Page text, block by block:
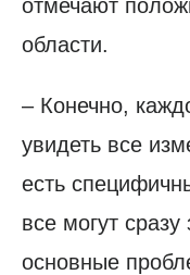
отмечают
области.
– Конечно,
увидеть все
есть
все могут
основные